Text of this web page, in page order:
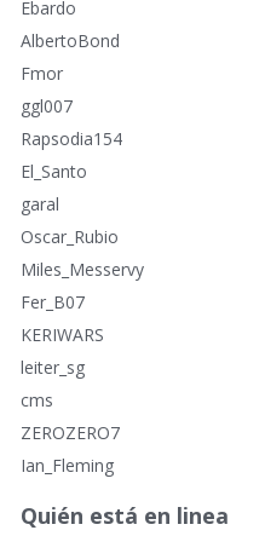
o
s
Ebardo
AlbertoBond
Fmor
ggl007
Rapsodia154
El_Santo
garal
Oscar_Rubio
Miles_Messervy
Fer_B07
KERIWARS
leiter_sg
cms
ZEROZERO7
Ian_Fleming
Quién está en linea